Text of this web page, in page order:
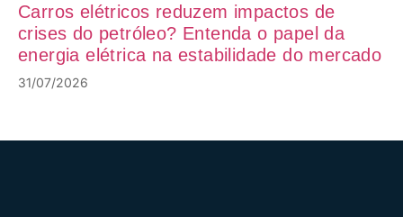
Carros elétricos reduzem impactos de
crises do petróleo? Entenda o papel da
energia elétrica na estabilidade do mercado
31/07/2026